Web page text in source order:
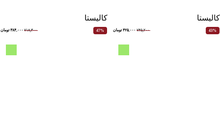
کالیستا
43% ۷۴۵,۲۰۰ ۴۲۵,۰۰۰ تومان
کالیستا
47% ۷۱۸,۳۰۰ ۳۸۴,۰۰۰ تومان